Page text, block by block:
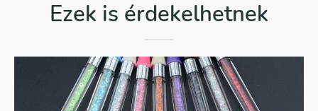
Ezek is érdekelhetnek